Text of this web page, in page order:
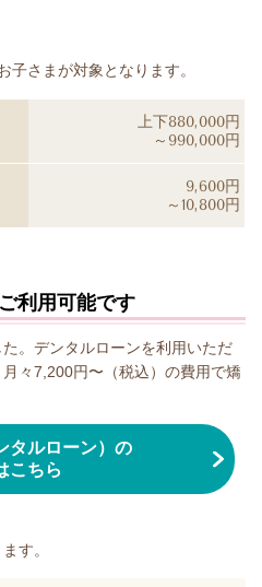
子さまが対象となります。
上下880,000円
～990,000円
9,600円
～10,800円
利用可能です
。デンタルローンを利用いただ
々7,200円〜（税込）の費用で矯
タルローン）の
こちら
す。